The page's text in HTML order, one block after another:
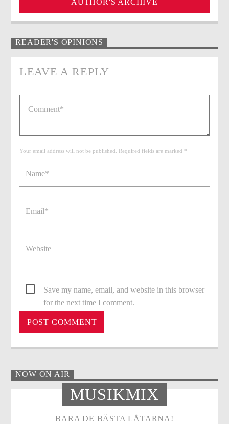
READER'S OPINIONS
LEAVE A REPLY
Your email address will not be published. Required fields are marked *
Save my name, email, and website in this browser
for the next time I comment.
NOW ON AIR
MUSIKMIX
BARA DE BÄSTA LÅTARNA!